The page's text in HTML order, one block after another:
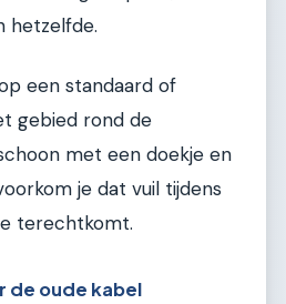
hetzelfde.
een standaard of
gebied rond de
met een doekje en
je dat vuil tijdens
terechtkomt.
de oude kabel